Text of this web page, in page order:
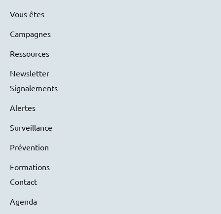
Vous êtes
Campagnes
Ressources
Newsletter
Signalements
Alertes
Surveillance
Prévention
Formations
Contact
Agenda